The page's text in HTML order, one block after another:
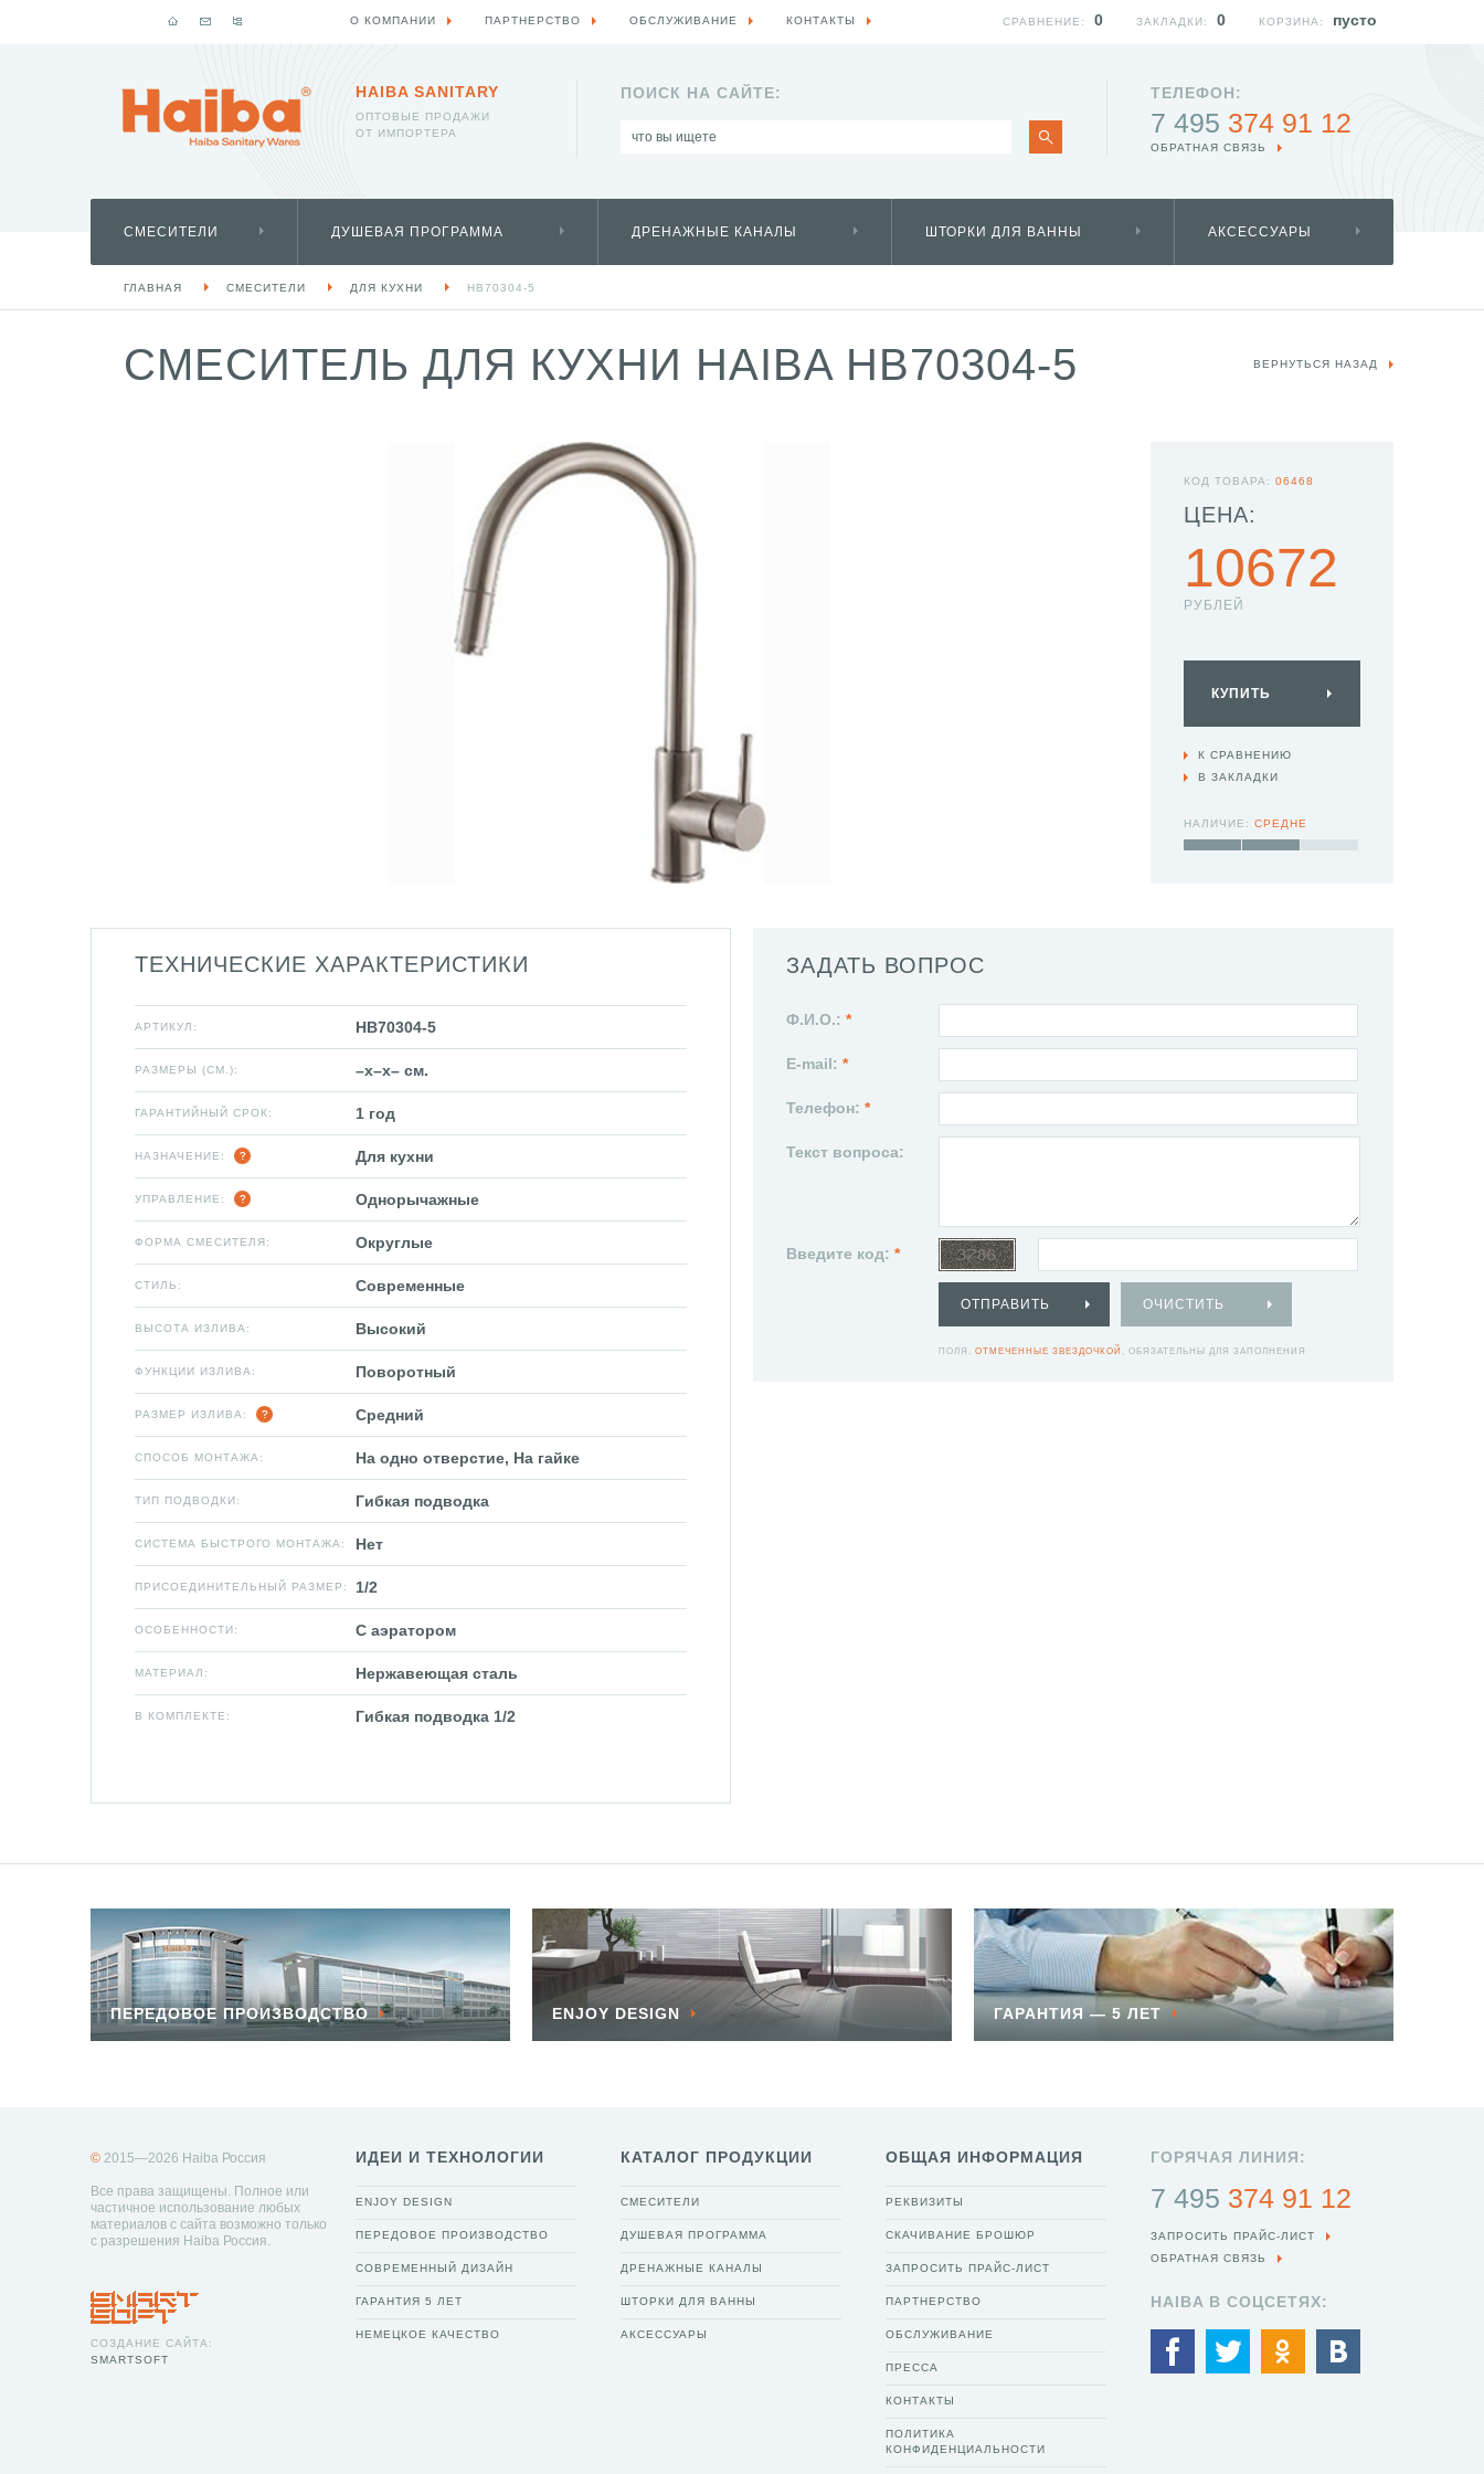
HAIBA SANITARY
ОПТОВЫЕ ПРОДАЖИ
ОТ ИМПОРТЕРА
ПОИСК НА САЙТЕ: ТЕЛЕФОН:
7 495 374 91 12
ОБРАТНАЯ СВЯЗЬ
СМЕСИТЕЛИ ДУШЕВАЯ ПРОГРАММА ДРЕНАЖНЫЕ КАНАЛЫ ШТОРКИ ДЛЯ ВАННЫ АКСЕССУАРЫ
ГЛАВНАЯ СМЕСИТЕЛИ ДЛЯ КУХНИ HB70304-5
ВЕРНУТЬСЯ НАЗАД
СМЕСИТЕЛЬ ДЛЯ КУХНИ HAIBA HB70304-5
КОД ТОВАРА: 06468
ЦЕНА:
10672
РУБЛЕЙ
КУПИТЬ
К СРАВНЕНИЮ
В ЗАКЛАДКИ
НАЛИЧИЕ: СРЕДНЕ
ТЕХНИЧЕСКИЕ ХАРАКТЕРИСТИКИ
АРТИКУЛ: HB70304-5
РАЗМЕРЫ (СМ.): –x–x– см.
ГАРАНТИЙНЫЙ СРОК: 1 год
НАЗНАЧЕНИЕ: Для кухни
УПРАВЛЕНИЕ: Однорычажные
ФОРМА СМЕСИТЕЛЯ: Округлые
СТИЛЬ: Современные
ВЫСОТА ИЗЛИВА: Высокий
ФУНКЦИИ ИЗЛИВА: Поворотный
РАЗМЕР ИЗЛИВА: Средний
СПОСОБ МОНТАЖА: На одно отверстие, На гайке
ТИП ПОДВОДКИ: Гибкая подводка
СИСТЕМА БЫСТРОГО МОНТАЖА: Нет
ПРИСОЕДИНИТЕЛЬНЫЙ РАЗМЕР: 1/2
ОСОБЕННОСТИ: С аэратором
МАТЕРИАЛ: Нержавеющая сталь
В КОМПЛЕКТЕ: Гибкая подводка 1/2
ЗАДАТЬ ВОПРОС
Ф.И.О.: *
E-mail: *
Телефон: *
Текст вопроса:
Введите код: *
ОТПРАВИТЬ ОЧИСТИТЬ
ПОЛЯ, ОТМЕЧЕННЫЕ ЗВЕЗДОЧКОЙ , ОБЯЗАТЕЛЬНЫ ДЛЯ ЗАПОЛНЕНИЯ
ПЕРЕДОВОЕ ПРОИЗВОДСТВО ENJOY DESIGN ГАРАНТИЯ — 5 ЛЕТ
© 2015—2026 Haiba Россия
Все права защищены. Полное или
частичное использование любых
материалов с сайта возможно только
с разрешения Haiba Россия.
СОЗДАНИЕ САЙТА:
SMARTSOFT
ИДЕИ И ТЕХНОЛОГИИ
ENJOY DESIGN
ПЕРЕДОВОЕ ПРОИЗВОДСТВО
СОВРЕМЕННЫЙ ДИЗАЙН
ГАРАНТИЯ 5 ЛЕТ
НЕМЕЦКОЕ КАЧЕСТВО
КАТАЛОГ ПРОДУКЦИИ
СМЕСИТЕЛИ
ДУШЕВАЯ ПРОГРАММА
ДРЕНАЖНЫЕ КАНАЛЫ
ШТОРКИ ДЛЯ ВАННЫ
АКСЕССУАРЫ
ОБЩАЯ ИНФОРМАЦИЯ
РЕКВИЗИТЫ
СКАЧИВАНИЕ БРОШЮР
ЗАПРОСИТЬ ПРАЙС-ЛИСТ
ПАРТНЕРСТВО
ОБСЛУЖИВАНИЕ
ПРЕССА
КОНТАКТЫ
ПОЛИТИКА
КОНФИДЕНЦИАЛЬНОСТИ
ГОРЯЧАЯ ЛИНИЯ:
7 495 374 91 12
ЗАПРОСИТЬ ПРАЙС-ЛИСТ
ОБРАТНАЯ СВЯЗЬ
HAIBA В СОЦСЕТЯХ:
О КОМПАНИИ ПАРТНЕРСТВО ОБСЛУЖИВАНИЕ КОНТАКТЫ КОРЗИНА: пусто
ЗАКЛАДКИ: 0
СРАВНЕНИЕ: 0